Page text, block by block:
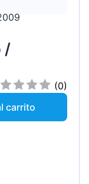
/
(0)
carrito